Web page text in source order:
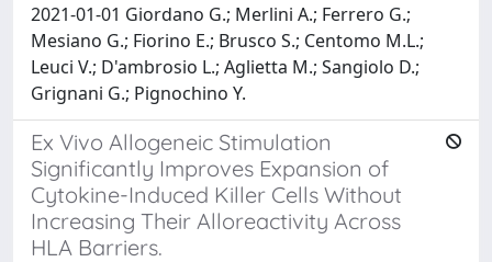
2021-01-01 Giordano G.; Merlini A.; Ferrero G.;
Mesiano G.; Fiorino E.; Brusco S.; Centomo M.L.;
Leuci V.; D'ambrosio L.; Aglietta M.; Sangiolo D.;
Grignani G.; Pignochino Y.
Ex Vivo Allogeneic Stimulation
Significantly Improves Expansion of
Cytokine-Induced Killer Cells Without
Increasing Their Alloreactivity Across
HLA Barriers.